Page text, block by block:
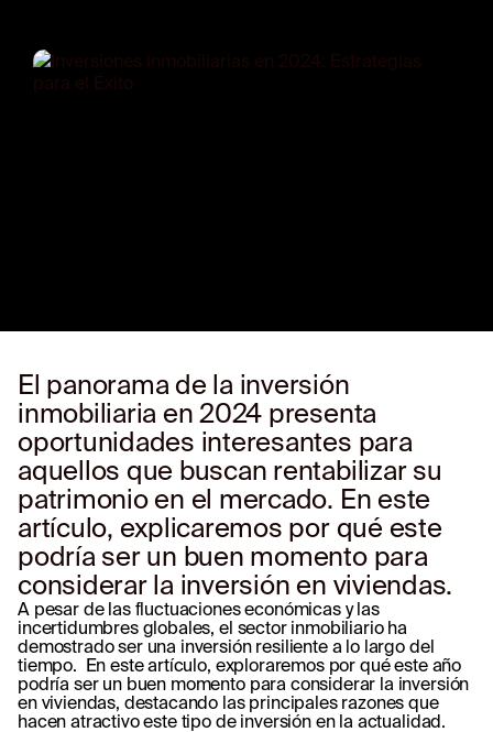
El panorama de la inversión
inmobiliaria en 2024 presenta
oportunidades interesantes para
aquellos que buscan rentabilizar su
patrimonio en el mercado. En este
artículo, explicaremos por qué este
podría ser un buen momento para
considerar la inversión en viviendas.
A pesar de las fluctuaciones económicas y las
incertidumbres globales, el sector inmobiliario ha
demostrado ser una inversión resiliente a lo largo del
tiempo. En este artículo, exploraremos por qué este año
podría ser un buen momento para considerar la inversión
en viviendas, destacando las principales razones que
hacen atractivo este tipo de inversión en la actualidad.